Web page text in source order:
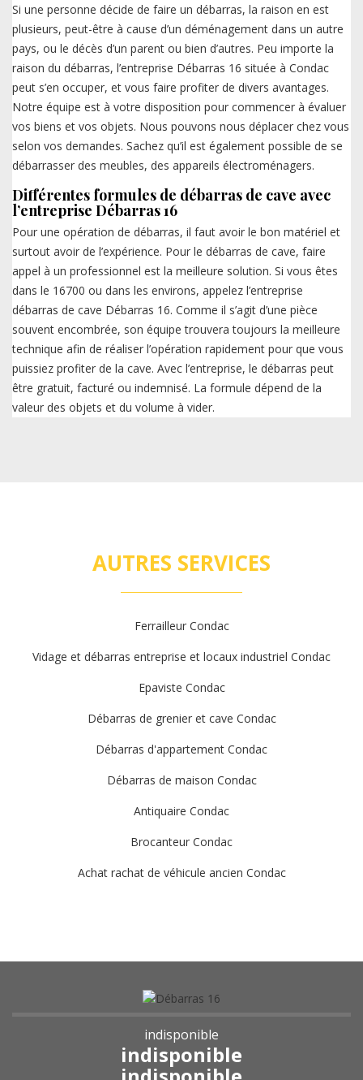
Si une personne décide de faire un débarras, la raison en est
plusieurs, peut-être à cause d’un déménagement dans un autre
pays, ou le décès d’un parent ou bien d’autres. Peu importe la
raison du débarras, l’entreprise Débarras 16 située à Condac
peut s’en occuper, et vous faire profiter de divers avantages.
Notre équipe est à votre disposition pour commencer à évaluer
vos biens et vos objets. Nous pouvons nous déplacer chez vous
selon vos demandes. Sachez qu’il est également possible de se
débarrasser des meubles, des appareils électroménagers.
Différentes formules de débarras de cave avec
l’entreprise Débarras 16
Pour une opération de débarras, il faut avoir le bon matériel et
surtout avoir de l’expérience. Pour le débarras de cave, faire
appel à un professionnel est la meilleure solution. Si vous êtes
dans le 16700 ou dans les environs, appelez l’entreprise
débarras de cave Débarras 16. Comme il s’agit d’une pièce
souvent encombrée, son équipe trouvera toujours la meilleure
technique afin de réaliser l’opération rapidement pour que vous
puissiez profiter de la cave. Avec l’entreprise, le débarras peut
être gratuit, facturé ou indemnisé. La formule dépend de la
valeur des objets et du volume à vider.
AUTRES SERVICES
Ferrailleur Condac
Vidage et débarras entreprise et locaux industriel Condac
Epaviste Condac
Débarras de grenier et cave Condac
Débarras d'appartement Condac
Débarras de maison Condac
Antiquaire Condac
Brocanteur Condac
Achat rachat de véhicule ancien Condac
indisponible
indisponible